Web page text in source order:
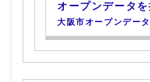
オープンデータを
大阪市オープンデー